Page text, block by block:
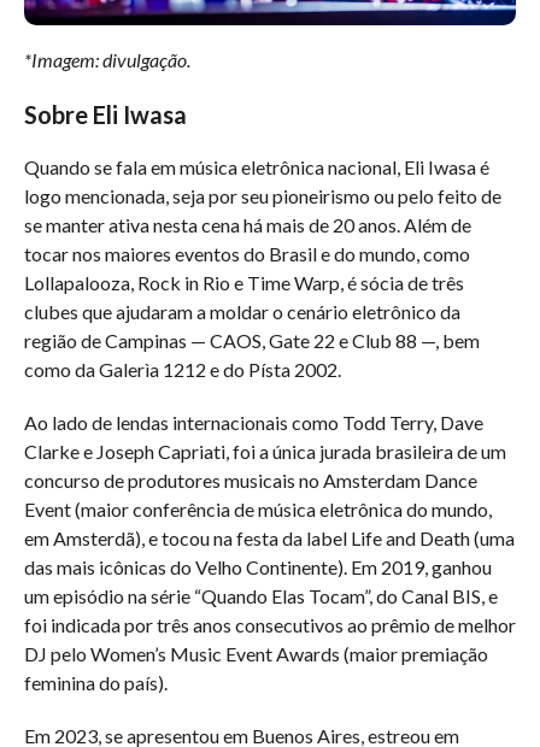
*Imagem: divulgação.
Sobre Eli Iwasa
Quando se fala em música eletrônica nacional, Eli Iwasa é
logo mencionada, seja por seu pioneirismo ou pelo feito de
se manter ativa nesta cena há mais de 20 anos. Além de
tocar nos maiores eventos do Brasil e do mundo, como
Lollapalooza, Rock in Rio e Time Warp, é sócia de três
clubes que ajudaram a moldar o cenário eletrônico da
região de Campinas — CAOS, Gate 22 e Club 88 —, bem
como da Galerìa 1212 e do Písta 2002.
Ao lado de lendas internacionais como Todd Terry, Dave
Clarke e Joseph Capriati, foi a única jurada brasileira de um
concurso de produtores musicais no Amsterdam Dance
Event (maior conferência de música eletrônica do mundo,
em Amsterdã), e tocou na festa da label Life and Death (uma
das mais icônicas do Velho Continente). Em 2019, ganhou
um episódio na série “Quando Elas Tocam”, do Canal BIS, e
foi indicada por três anos consecutivos ao prêmio de melhor
DJ pelo Women’s Music Event Awards (maior premiação
feminina do país).
Em 2023, se apresentou em Buenos Aires, estreou em